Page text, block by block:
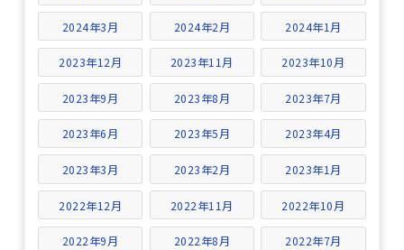
2024年3月 2024年2月 2024年1月
2023年12月 2023年11月 2023年10月
2023年9月 2023年8月 2023年7月
2023年6月 2023年5月 2023年4月
2023年3月 2023年2月 2023年1月
2022年12月 2022年11月 2022年10月
2022年9月 2022年8月 2022年7月